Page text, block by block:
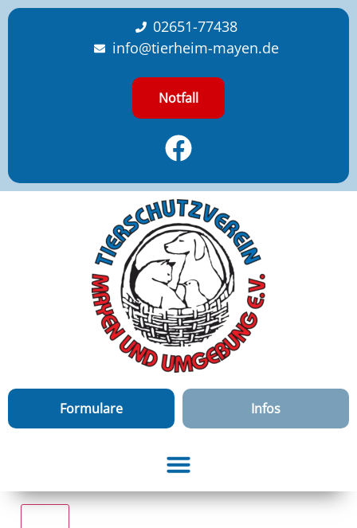
content
02651-77438
info@tierheim-mayen.de
Notfall
Formulare Infos